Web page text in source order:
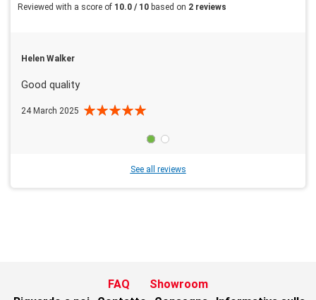
Reviewed with a score of 10.0 / 10 based on 2 reviews
Helen Walker
Good quality
24 March 2025
See all reviews
FAQ
Showroom